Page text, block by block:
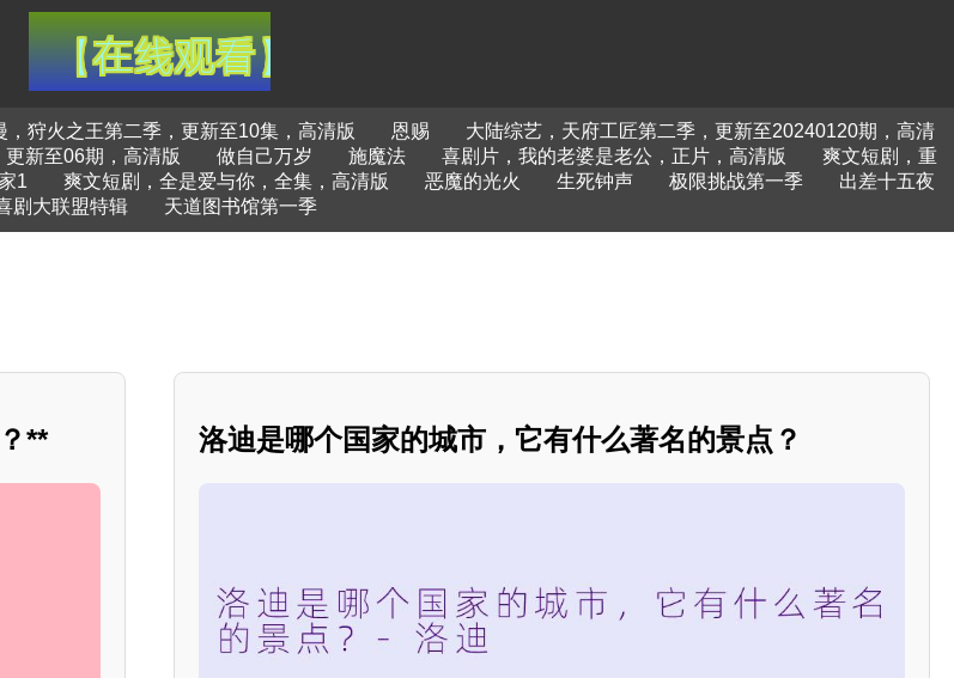
，狩火之王第二季，更新至10集，高清版 恩赐
大陆综艺，天府工匠第二季，更新至20240120期，高清
新至06期，高清版 做自己万岁 施魔法 喜剧片，我的老婆是老公，正片，高清版
爽文短剧，重
1 爽文短剧，全是爱与你，全集，高清版 恶魔的光火 生死钟声 极限挑战第一季
出差十五夜
剧大联盟特辑
天道图书馆第一季
** 洛迪是哪个国家的城市，它有什么著名的景点？